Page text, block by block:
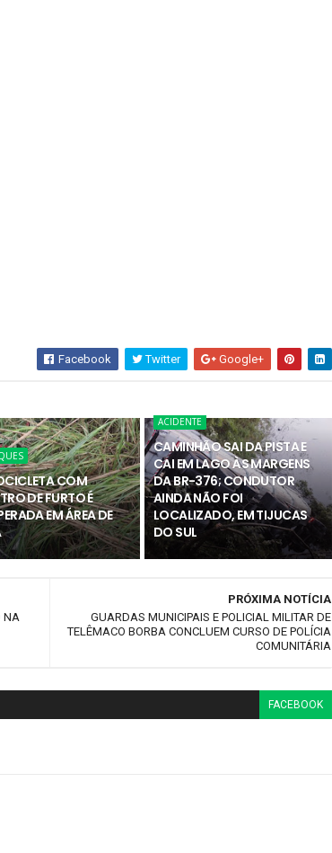
Facebook Twitter Google+
COM
DE FURTO É
EM ÁREA DE
ACIDENTE
CAMINHÃO SAI DA PISTA E
CAI EM LAGO ÀS MARGENS
DA BR-376; CONDUTOR
AINDA NÃO FOI
LOCALIZADO, EM TIJUCAS
DO SUL
PRÓXIMA NOTÍCIA
GUARDAS MUNICIPAIS E POLICIAL MILITAR DE
TELÊMACO BORBA CONCLUEM CURSO DE POLÍCIA
COMUNITÁRIA
NA
FACEBOOK